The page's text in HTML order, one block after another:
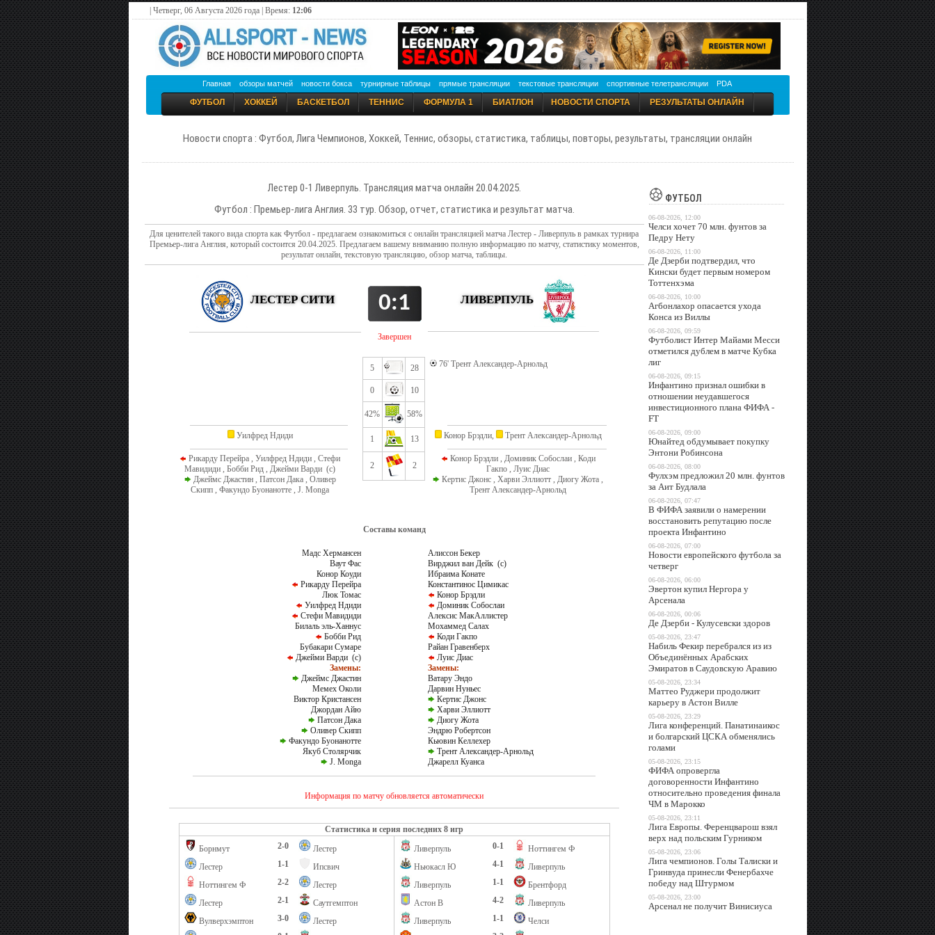
| Четверг, 06 Августа 2026 года | Время: 12:06
Главная обзоры матчей новости бокса турнирные таблицы прямые трансляции текстовые трансляции спортивные телетрансляции PDA
ФУТБОЛ ХОККЕЙ БАСКЕТБОЛ ТЕННИС ФОРМУЛА 1 БИАТЛОН НОВОСТИ СПОРТА РЕЗУЛЬТАТЫ ОНЛАЙН
Новости спорта : Футбол, Лига Чемпионов, Хоккей, Теннис, обзоры, статистика, таблицы, повторы, результаты, трансляции онлайн
Лестер 0-1 Ливерпуль. Трансляция матча онлайн 20.04.2025.
Футбол : Премьер-лига Англия. 33 тур. Обзор, отчет, статистика и результат матча.
Для ценителей такого вида спорта как Футбол - предлагаем ознакомиться с онлайн трансляцией матча Лестер - Ливерпуль в рамках турнира
Премьер-лига Англия, который состоится 20.04.2025. Предлагаем вашему вниманию полную информацию по матчу, статистику моментов,
результат онлайн, текстовую трансляцию, обзор матча, таблицы.
ЛЕСТЕР СИТИ 0:1
Завершен
ЛИВЕРПУЛЬ
Уилфред Ндиди
Рикарду Перейра , Уилфред Ндиди , Стефи
Мавидиди , Бобби Рид , Джейми Варди (c)
Джеймс Джастин , Патсон Дака , Оливер
Скипп , Факундо Буонанотте , J. Monga
5 28
0 10
42% 58%
1 13
2 2
76' Трент Александер-Арнольд
Конор Брэдли, Трент Александер-Арнольд
Конор Брэдли , Доминик Собослаи , Коди
Гакпо , Луис Диас
Кертис Джонс , Харви Эллиотт , Диогу Жота ,
Трент Александер-Арнольд
Составы команд
Мадс Хермансен
Ваут Фас
Конор Коуди
Рикарду Перейра
Люк Томас
Уилфред Ндиди
Стефи Мавидиди
Билаль эль-Ханнус
Бобби Рид
Бубакари Сумаре
Джейми Варди (c)
Замены:
Джеймс Джастин
Мемех Околи
Виктор Кристансен
Джордан Айю
Патсон Дака
Оливер Скипп
Факундо Буонанотте
Якуб Столярчик
J. Monga
Алиссон Бекер
Вирджил ван Дейк (c)
Ибраима Конате
Константинос Цимикас
Конор Брэдли
Доминик Собослаи
Алексис МакАллистер
Мохаммед Салах
Коди Гакпо
Райан Гравенберх
Луис Диас
Замены:
Ватару Эндо
Дарвин Нуньес
Кертис Джонс
Харви Эллиотт
Диогу Жота
Эндрю Робертсон
Кьювин Келлехер
Трент Александер-Арнольд
Джарелл Куанса
Информация по матчу обновляется автоматически
Статистика и серия последних 8 игр
Борнмут
2-0
Лестер
Лестер
1-1
Ипсвич
Ноттингем Ф
2-2
Лестер
Лестер
2-1
Саутгемптон
Вулверхэмптон
3-0
Лестер
Ливерпуль 0-1
Ноттингем Ф
Ньюкасл Ю
4-1
Ливерпуль
Ливерпуль
1-1
Брентфорд
Астон В
4-2
Ливерпуль
Ливерпуль
1-1
Челси
ФУТБОЛ
06-08-2026, 12:00
Челси хочет 70 млн. фунтов за
Педру Нету
06-08-2026, 11:00
Де Дзерби подтвердил, что
Кински будет первым номером
Тоттенхэма
06-08-2026, 10:00
Агбонлахор опасается ухода
Конса из Виллы
06-08-2026, 09:59
Футболист Интер Майами Месси
отметился дублем в матче Кубка
лиг
06-08-2026, 09:15
Инфантино признал ошибки в
отношении неудавшегося
инвестиционного плана ФИФА -
FT
06-08-2026, 09:00
Юнайтед обдумывает покупку
Энтони Робинсона
06-08-2026, 08:00
Фулхэм предложил 20 млн. фунтов
за Аит Будлала
06-08-2026, 07:47
В ФИФА заявили о намерении
восстановить репутацию после
проекта Инфантино
06-08-2026, 07:00
Новости европейского футбола за
четверг
06-08-2026, 06:00
Эвертон купил Нергора у
Арсенала
06-08-2026, 00:06
Де Дзерби - Кулусевски здоров
05-08-2026, 23:47
Набиль Фекир перебрался из из
Объединённых Арабских
Эмиратов в Саудовскую Аравию
05-08-2026, 23:34
Маттео Руджери продолжит
карьеру в Астон Вилле
05-08-2026, 23:29
Лига конференций. Панатинаикос
и болгарский ЦСКА обменялись
голами
05-08-2026, 23:15
ФИФА опровергла
договоренности Инфантино
относительно проведения финала
ЧМ в Марокко
05-08-2026, 23:11
Лига Европы. Ференцварош взял
верх над польским Гурником
05-08-2026, 23:06
Лига чемпионов. Голы Талиски и
Гринвуда принесли Фенербахче
победу над Штурмом
05-08-2026, 23:00
Арсенал не получит Винисиуса